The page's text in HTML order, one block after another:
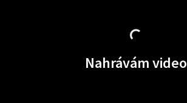
Nahrávám video